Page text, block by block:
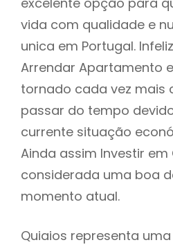
vida com qualidade e
unica em Portugal.
Arrendar Apartamento
tornado cada vez mais
passar do tempo
currente situação
Ainda assim Investir em
considerada uma boa
momento atual.
Quiaios representa